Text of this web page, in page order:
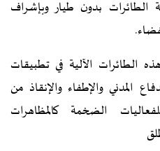
الطائرات بدون طيار وبإشراف
الطائرات الآلية في تطبيقات
المدني والإطفاء والإنقاذ من
الضخمة كالمظاهرات